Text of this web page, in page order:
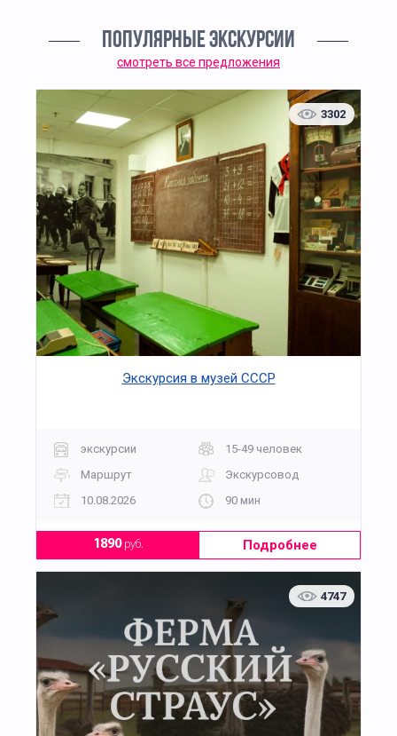
ПОПУЛЯРНЫЕ ЭКСКУРСИИ
смотреть все предложения
3302
Экскурсия в музей СССР
экскурсии
15-49 человек
Маршрут
Экскурсовод
10.08.2026
90 мин
1890руб. Подробнее
4747